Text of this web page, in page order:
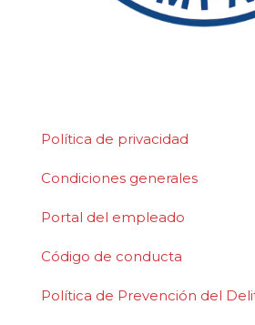
Política de privacidad
Condiciones generales
Portal del empleado
Código de conducta
Política de Prevención del